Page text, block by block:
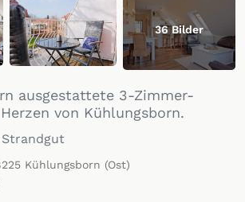
36Bilder
ausgestattete 3-Zimmer-
von Kühlungsborn.
Strandgut
Kühlungsborn (Ost)